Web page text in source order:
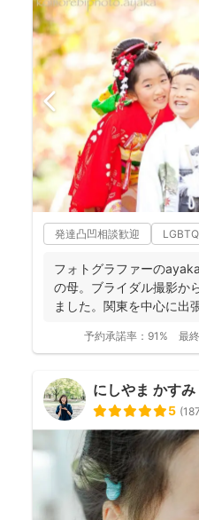
発達凸凹相談歓迎
フォトグラファーの
の母。ブライダル撮影か
ました。関東を中心に出
予約承諾率： 91% 最
にしやま かすみ
5 (187